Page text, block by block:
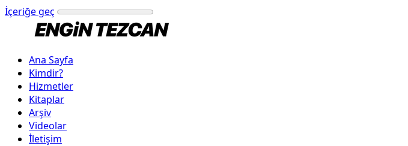
İçeriğe geç
Ana Sayfa
Kimdir?
Hizmetler
Kitaplar
Arşiv
Videolar
İletişim